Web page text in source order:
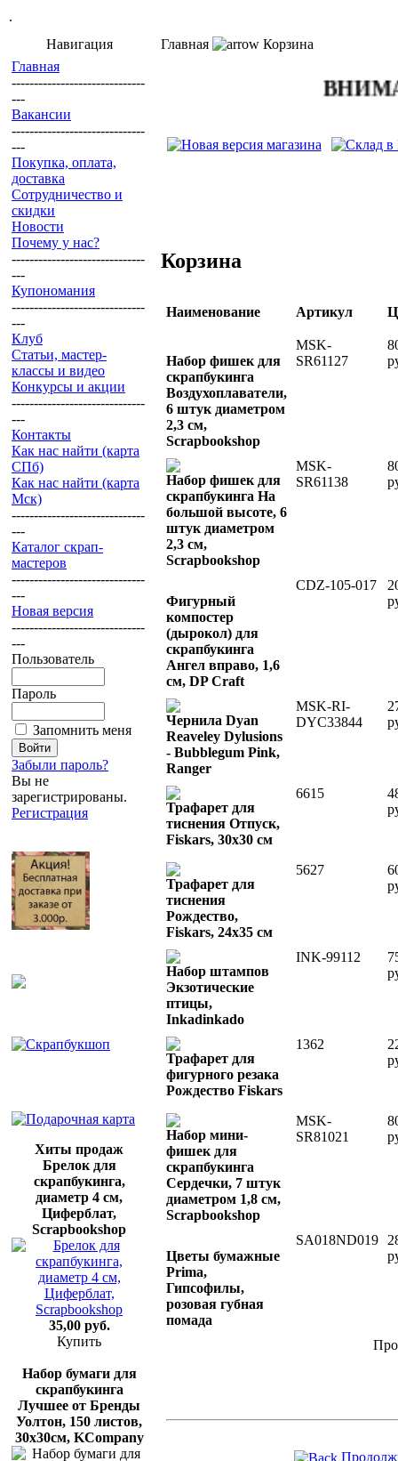
.
Навигация
Главная
------------------------------
---
Вакансии
------------------------------
---
Покупка, оплата,
доставка
Сотрудничество и
скидки
Новости
Почему у нас?
------------------------------
---
Купономания
------------------------------
---
Клуб
Статьи, мастер-
классы и видео
Конкурсы и акции
------------------------------
---
Контакты
Как нас найти (карта
СПб)
Как нас найти (карта
Мск)
------------------------------
---
Каталог скрап-
мастеров
------------------------------
---
Новая версия
------------------------------
---
Пользователь
Пароль
Запомнить меня
Забыли пароль?
Вы не
зарегистрированы.
Регистрация
Хиты продаж
Брелок для
скрапбукинга,
диаметр 4 см,
Циферблат,
Scrapbookshop
35,00 руб.
Купить
Набор бумаги для
скрапбукинга
Лучшее от Бренды
Уолтон, 150 листов,
30х30см, KCompany
Главная Корзина
Корзина
Наименование Артикул
Набор фишек для
скрапбукинга
Воздухоплаватели,
6 штук диаметром
2,3 см,
Scrapbookshop
MSK-
SR61127
Набор фишек для
скрапбукинга На
большой высоте, 6
штук диаметром
2,3 см,
Scrapbookshop
MSK-
SR61138
Фигурный
компостер
(дырокол) для
скрапбукинга
Ангел вправо, 1,6
см, DP Craft
CDZ-105-017
Чернила Dyan
Reaveley Dylusions
- Bubblegum Pink,
Ranger
MSK-RI-
DYC33844
Трафарет для
тиснения Отпуск,
Fiskars, 30х30 см
6615
Трафарет для
тиснения
Рождество,
Fiskars, 24х35 см
5627
Набор штампов
Экзотические
птицы,
Inkadinkado
INK-99112
Трафарет для
фигурного резака
Рождество Fiskars
1362
Набор мини-
фишек для
скрапбукинга
Сердечки, 7 штук
диаметром 1,8 см,
Scrapbookshop
MSK-
SR81021
Цветы бумажные
Prima,
Гипсофилы,
розовая губная
помада
SA018ND019